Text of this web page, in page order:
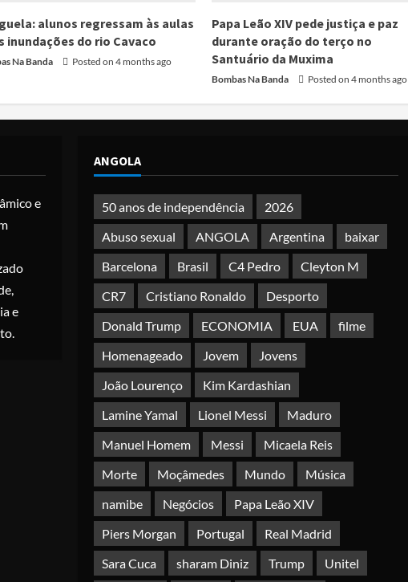
alunos regressam às aulas
inundações do rio Cavaco
Na Banda Posted on 4 months ago
Papa Leão XIV pede justiça e paz
durante oração do terço no
Santuário da Muxima
Bombas Na Banda Posted on 4 months ago
e
e
ANGOLA
50 anos de independência
2026
Abuso sexual
ANGOLA Argentina
baixar
Barcelona
Brasil C4 Pedro
Cleyton M
CR7
Cristiano Ronaldo
Desporto
Donald Trump
ECONOMIA EUA
filme
Homenageado
Jovem
Jovens
João Lourenço
Kim Kardashian
Lamine Yamal
Lionel Messi
Maduro
Manuel Homem
Messi
Micaela Reis
Morte
Moçâmedes Mundo
Música
namibe
Negócios
Papa Leão XIV
Piers Morgan
Portugal
Real Madrid
Sara Cuca
sharam Diniz Trump Unitel